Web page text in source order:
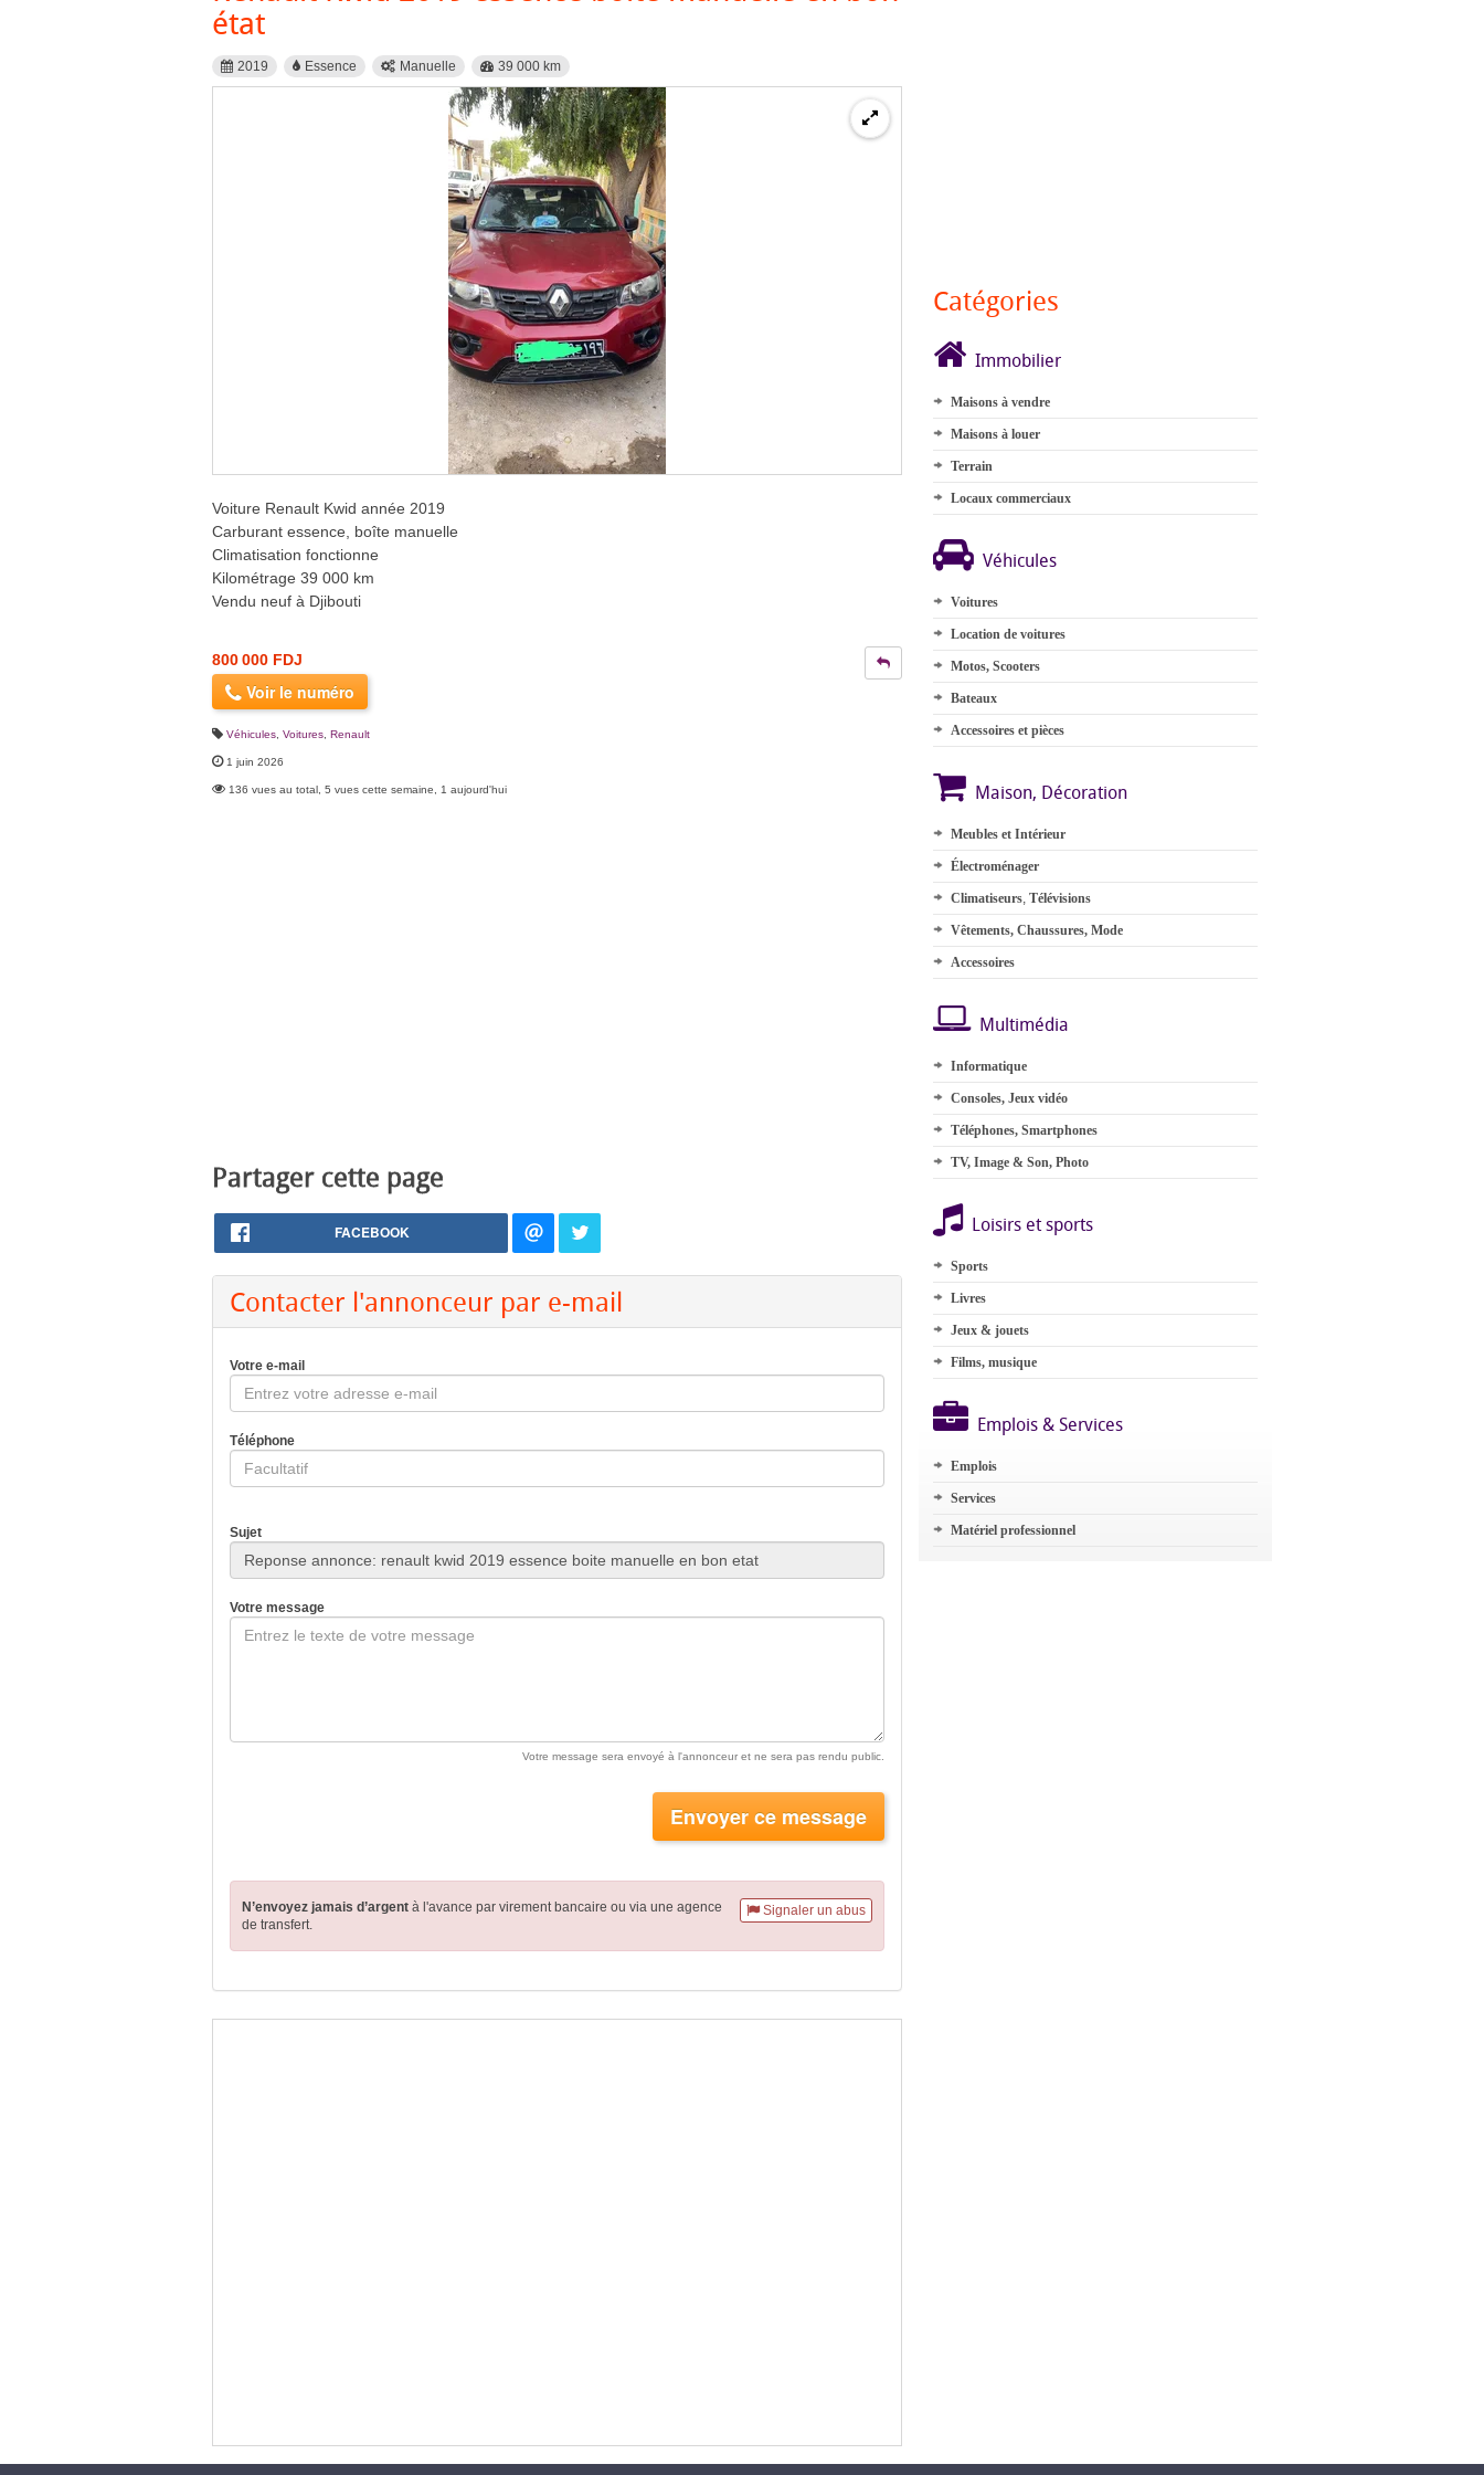
état
2019 Essence Manuelle 39 000 km
Voiture Renault Kwid année 2019
Carburant essence, boîte manuelle
Climatisation fonctionne
Kilométrage 39 000 km
Vendu neuf à Djibouti
800 000 FDJ
Voir le numéro
Véhicules Voitures Renault
1 juin 2026
136 vues au total, 5 vues cette semaine, 1 aujourd'hui
Partager cette page
FACEBOOK
Contacter l'annonceur par e-mail
Votre e-mail
Téléphone
Sujet
Votre message
Votre message sera envoyé à l'annonceur et ne sera pas rendu public.
Envoyer ce message
Signaler un abus
N’envoyez jamais d’argent à l'avance par virement bancaire ou via une agence
de transfert.
Catégories
Immobilier
Maisons à vendre
Maisons à louer
Terrain
Locaux commerciaux
Véhicules
Voitures
Location de voitures
Motos, Scooters
Bateaux
Accessoires et pièces
Maison, Décoration
Meubles et Intérieur
Électroménager
Climatiseurs, Télévisions
Vêtements, Chaussures, Mode
Accessoires
Multimédia
Informatique
Consoles, Jeux vidéo
Téléphones, Smartphones
TV, Image & Son, Photo
Loisirs et sports
Sports
Livres
Jeux & jouets
Films, musique
Emplois & Services
Emplois
Services
Matériel professionnel